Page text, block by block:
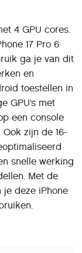
4 GPU cores.
17 Pro 6
ga je van dit
en
toestellen in
GPU’s met
een console
zijn de 16-
snelle werking
Met de
je deze iPhone